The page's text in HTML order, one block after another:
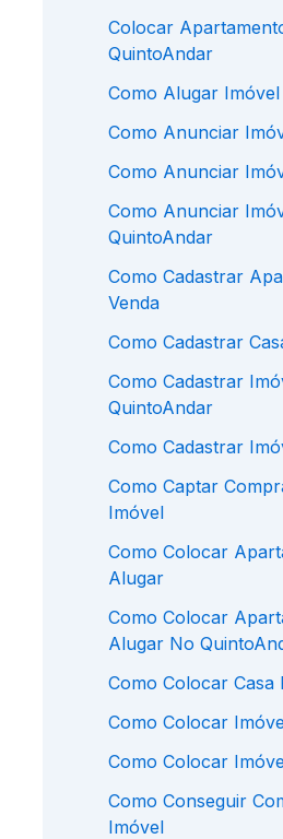
Colocar
QuintoAndar
Como Alugar Imóvel
Como Anunciar
Como Anunciar
Como Anunciar
QuintoAndar
Como Cadastrar
Venda
Como Cadastrar
Como Cadastrar
QuintoAndar
Como Cadastrar
Como Captar
Imóvel
Como Colocar
Alugar
Como Colocar
Alugar No
Como Colocar Casa
Como Colocar
Como Colocar
Como Conseguir
Imóvel